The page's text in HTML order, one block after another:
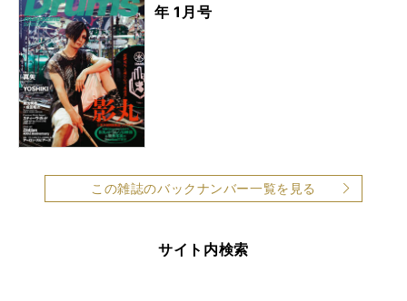
年 1月号
この雑誌のバックナンバー一覧を見る
サイト内検索